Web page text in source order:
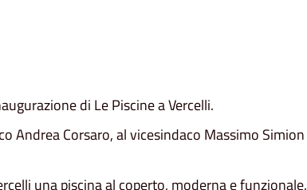
di Le Piscine a Vercelli.
Andrea Corsaro, al vicesindaco Massimo Simion
una piscina al coperto, moderna e funzionale.